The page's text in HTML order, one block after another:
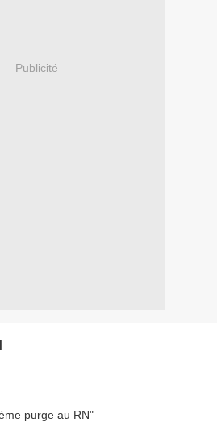
Publicité